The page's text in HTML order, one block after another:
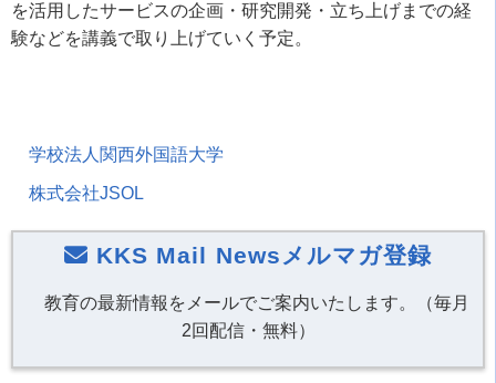
を活用したサービスの企画・研究開発・立ち上げまでの経
験などを講義で取り上げていく予定。
学校法人関西外国語大学
株式会社JSOL
KKS Mail Newsメルマガ登録
教育の最新情報をメールでご案内いたします。（毎月
2回配信・無料）